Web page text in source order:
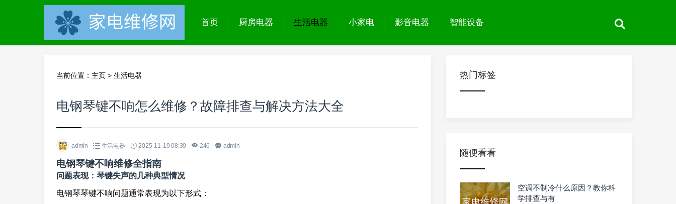
首页 厨房电器 生活电器 小家电 影音电器 智能设备
当前位置： 主页 > 生活电器
电钢琴键不响怎么维修？故障排查与解决方法大全
admin 生活电器 2025-11-19 08:39 246 admin
电钢琴键不响维修全指南
问题表现：琴键失声的几种典型情况
电钢琴琴键不响问题通常表现为以下形式：
热门标签
随便看看
空调不制冷什么原因？教你科
学排查与有